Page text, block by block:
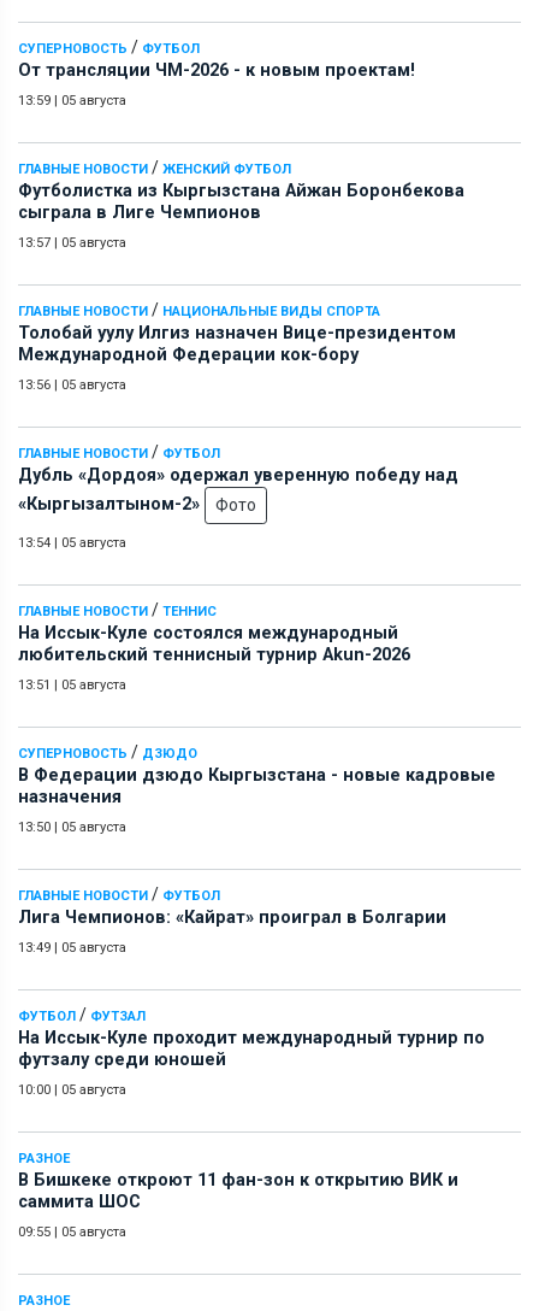
СУПЕРНОВОСТЬ / ФУТБОЛ
От трансляции ЧМ-2026 - к новым проектам!
13:59 05 августа
ГЛАВНЫЕ НОВОСТИ / ЖЕНСКИЙ ФУТБОЛ
Футболистка из Кыргызстана Айжан Боронбекова
сыграла в Лиге Чемпионов
13:57 05 августа
ГЛАВНЫЕ НОВОСТИ / НАЦИОНАЛЬНЫЕ ВИДЫ СПОРТА
Толобай уулу Илгиз назначен Вице-президентом
Международной Федерации кок-бору
13:56 05 августа
ГЛАВНЫЕ НОВОСТИ / ФУТБОЛ
Дубль «Дордоя» одержал уверенную победу над
«Кыргызалтыном-2»
Фото
13:54 05 августа
ГЛАВНЫЕ НОВОСТИ / ТЕННИС
На Иссык-Куле состоялся международный
любительский теннисный турнир Akun-2026
13:51 05 августа
СУПЕРНОВОСТЬ / ДЗЮДО
В Федерации дзюдо Кыргызстана - новые кадровые
назначения
13:50 05 августа
ГЛАВНЫЕ НОВОСТИ / ФУТБОЛ
Лига Чемпионов: «Кайрат» проиграл в Болгарии
13:49 05 августа
ФУТБОЛ / ФУТЗАЛ
На Иссык-Куле проходит международный турнир по
футзалу среди юношей
10:00 05 августа
РАЗНОЕ
В Бишкеке откроют 11 фан-зон к открытию ВИК и
саммита ШОС
09:55 05 августа
РАЗНОЕ